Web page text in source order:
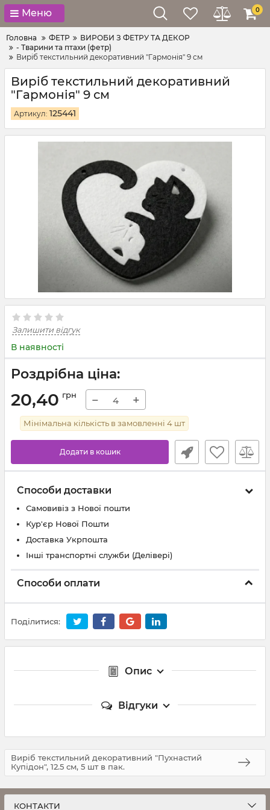
Меню 0
Головна ФЕТР
ВИРОБИ З ФЕТРУ ТА ДЕКОР
- Тварини та птахи (фетр)
Виріб текстильний декоративний "Гармонія" 9 см
Виріб текстильний декоративний
"Гармонія" 9 см
Артикул: 125441
Залишити відгук
В наявності
Роздрібна ціна:
20,40 грн − +
Мінімальна кількість в замовленні 4 шт
Додати в кошик
Способи доставки
Самовивіз з Нової пошти
Кур'єр Нової Пошти
Доставка Укрпошта
Інші транспортні служби (Делівері)
Способи оплати
Поділитися:
Опис
Відгуки
Виріб текстильний декоративний "Пухнастий
Купідон", 12.5 см, 5 шт в пак.
КОНТАКТИ